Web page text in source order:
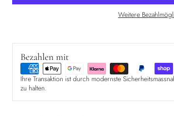
Weitere
Bezahlen mit
Ihre Transaktion ist durch modernste
zu halten.